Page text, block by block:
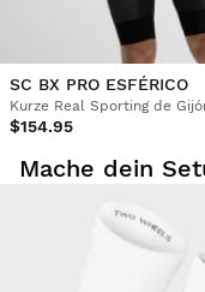
SC BX PRO ESFÉRICO
$154.95
Mache dein